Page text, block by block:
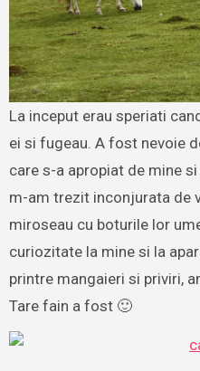
La inceput erau speriati cand incercam sa ma apropii de
ei si fugeau. A fost nevoie
care s-a apropiat de mine
m-am trezit inconjurata de
miroseau cu boturile lor
curiozitate la mine si la
printre mangaieri si priviri,
Tare fain a fost 🙂